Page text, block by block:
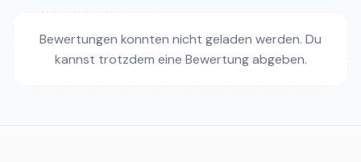
Bewertungen konnten nicht geladen werden. Du
kannst trotzdem eine Bewertung abgeben.